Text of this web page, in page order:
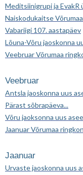
Meditsiinigrupi ja EvakR
Naiskodukaitse
Vabariigi 107. aastapäev
Lõuna-Võru jaoskonna
Veebruar Võrumaa
Veebruar
Antsla jaoskonna uus
Pärast sõbrapäeva...
Võru jaoksonna uus
Jaanuar Võrumaa
Jaanuar
Urvaste jaoskonna uus